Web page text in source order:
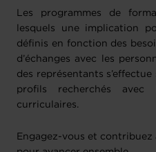
Les programmes de
lesquels une implication
définis en fonction des
d’échanges avec les
des représentants
profils recherchés avec
curriculaires.
Engagez-vous et contribuez